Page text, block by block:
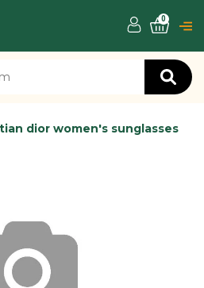
0
dior women's sunglasses